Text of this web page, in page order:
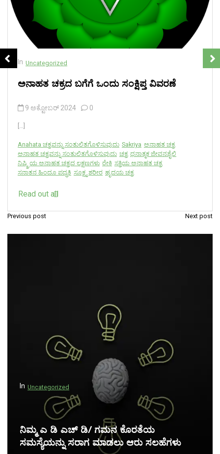
In Uncategorized
ಅನಾಹತ ಚಕ್ರದ ಬಗೆಗೆ ಒಂದು ಸಂಕ್ಷಿಪ್ತ ವಿವರಣೆ
9 ಅಕ್ಟೋಬರ್ 2024 0
[…]
Anahata ಚಕ್ರವನ್ನು ಸಂತುಲಿತಗೊಳಿಸುವುದು Sakriya ಅನಾಹತ ಚಕ್ರ
ಅನಾಹತ ಚಕ್ರವನ್ನು ಸಂತುಲಿತಗೊಳಿಸುವುದು ಚಕ್ರ ಧನಾತ್ಮಕ ಜೀವನಶೈಲಿ
ನಿಷ್ಕ್ರಿಯ ಅನಾಹತ ಚಕ್ರದ ಲಕ್ಷಣಗಳು ರೇಕಿ ಸಕ್ರಿಯ ಅನಾಹತ ಚಕ್ರ
ಸನಾತನ ಹಿಂದೂ ಪದ್ಧತಿ ಸೂಕ್ಷ್ಮ ಶರೀರ ಹೃದಯ ಚಕ್ರ
Read out all
ಲೇ
ಖ
Previous post Next post
In Uncategorized
ನಿಮ್ಮ ಎ ಡಿ ಎಚ್ ಡಿ/ ಗಮನ ಕೊರತೆಯ
ಸಮಸ್ಯೆಯನ್ನು ಸರಾಗ ಮಾಡಲು ಆರು ಸಲಹೆಗಳು